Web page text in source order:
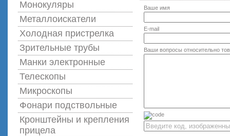
Монокуляры
Металлоискатели
Холодная пристрелка
Зрительные трубы
Манки электронные
Телескопы
Микроскопы
Фонари подствольные
Кронштейны и крепления
прицела
Ваше имя
E-mail
Ваши вопросы относительно